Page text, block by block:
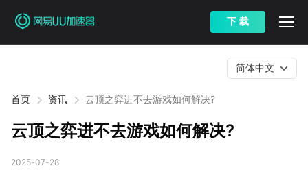
下 载
首页 资讯 云顶之弈进不去游戏如何解决?
简体中文
云顶之弈进不去游戏如何解决?
2025-07-28